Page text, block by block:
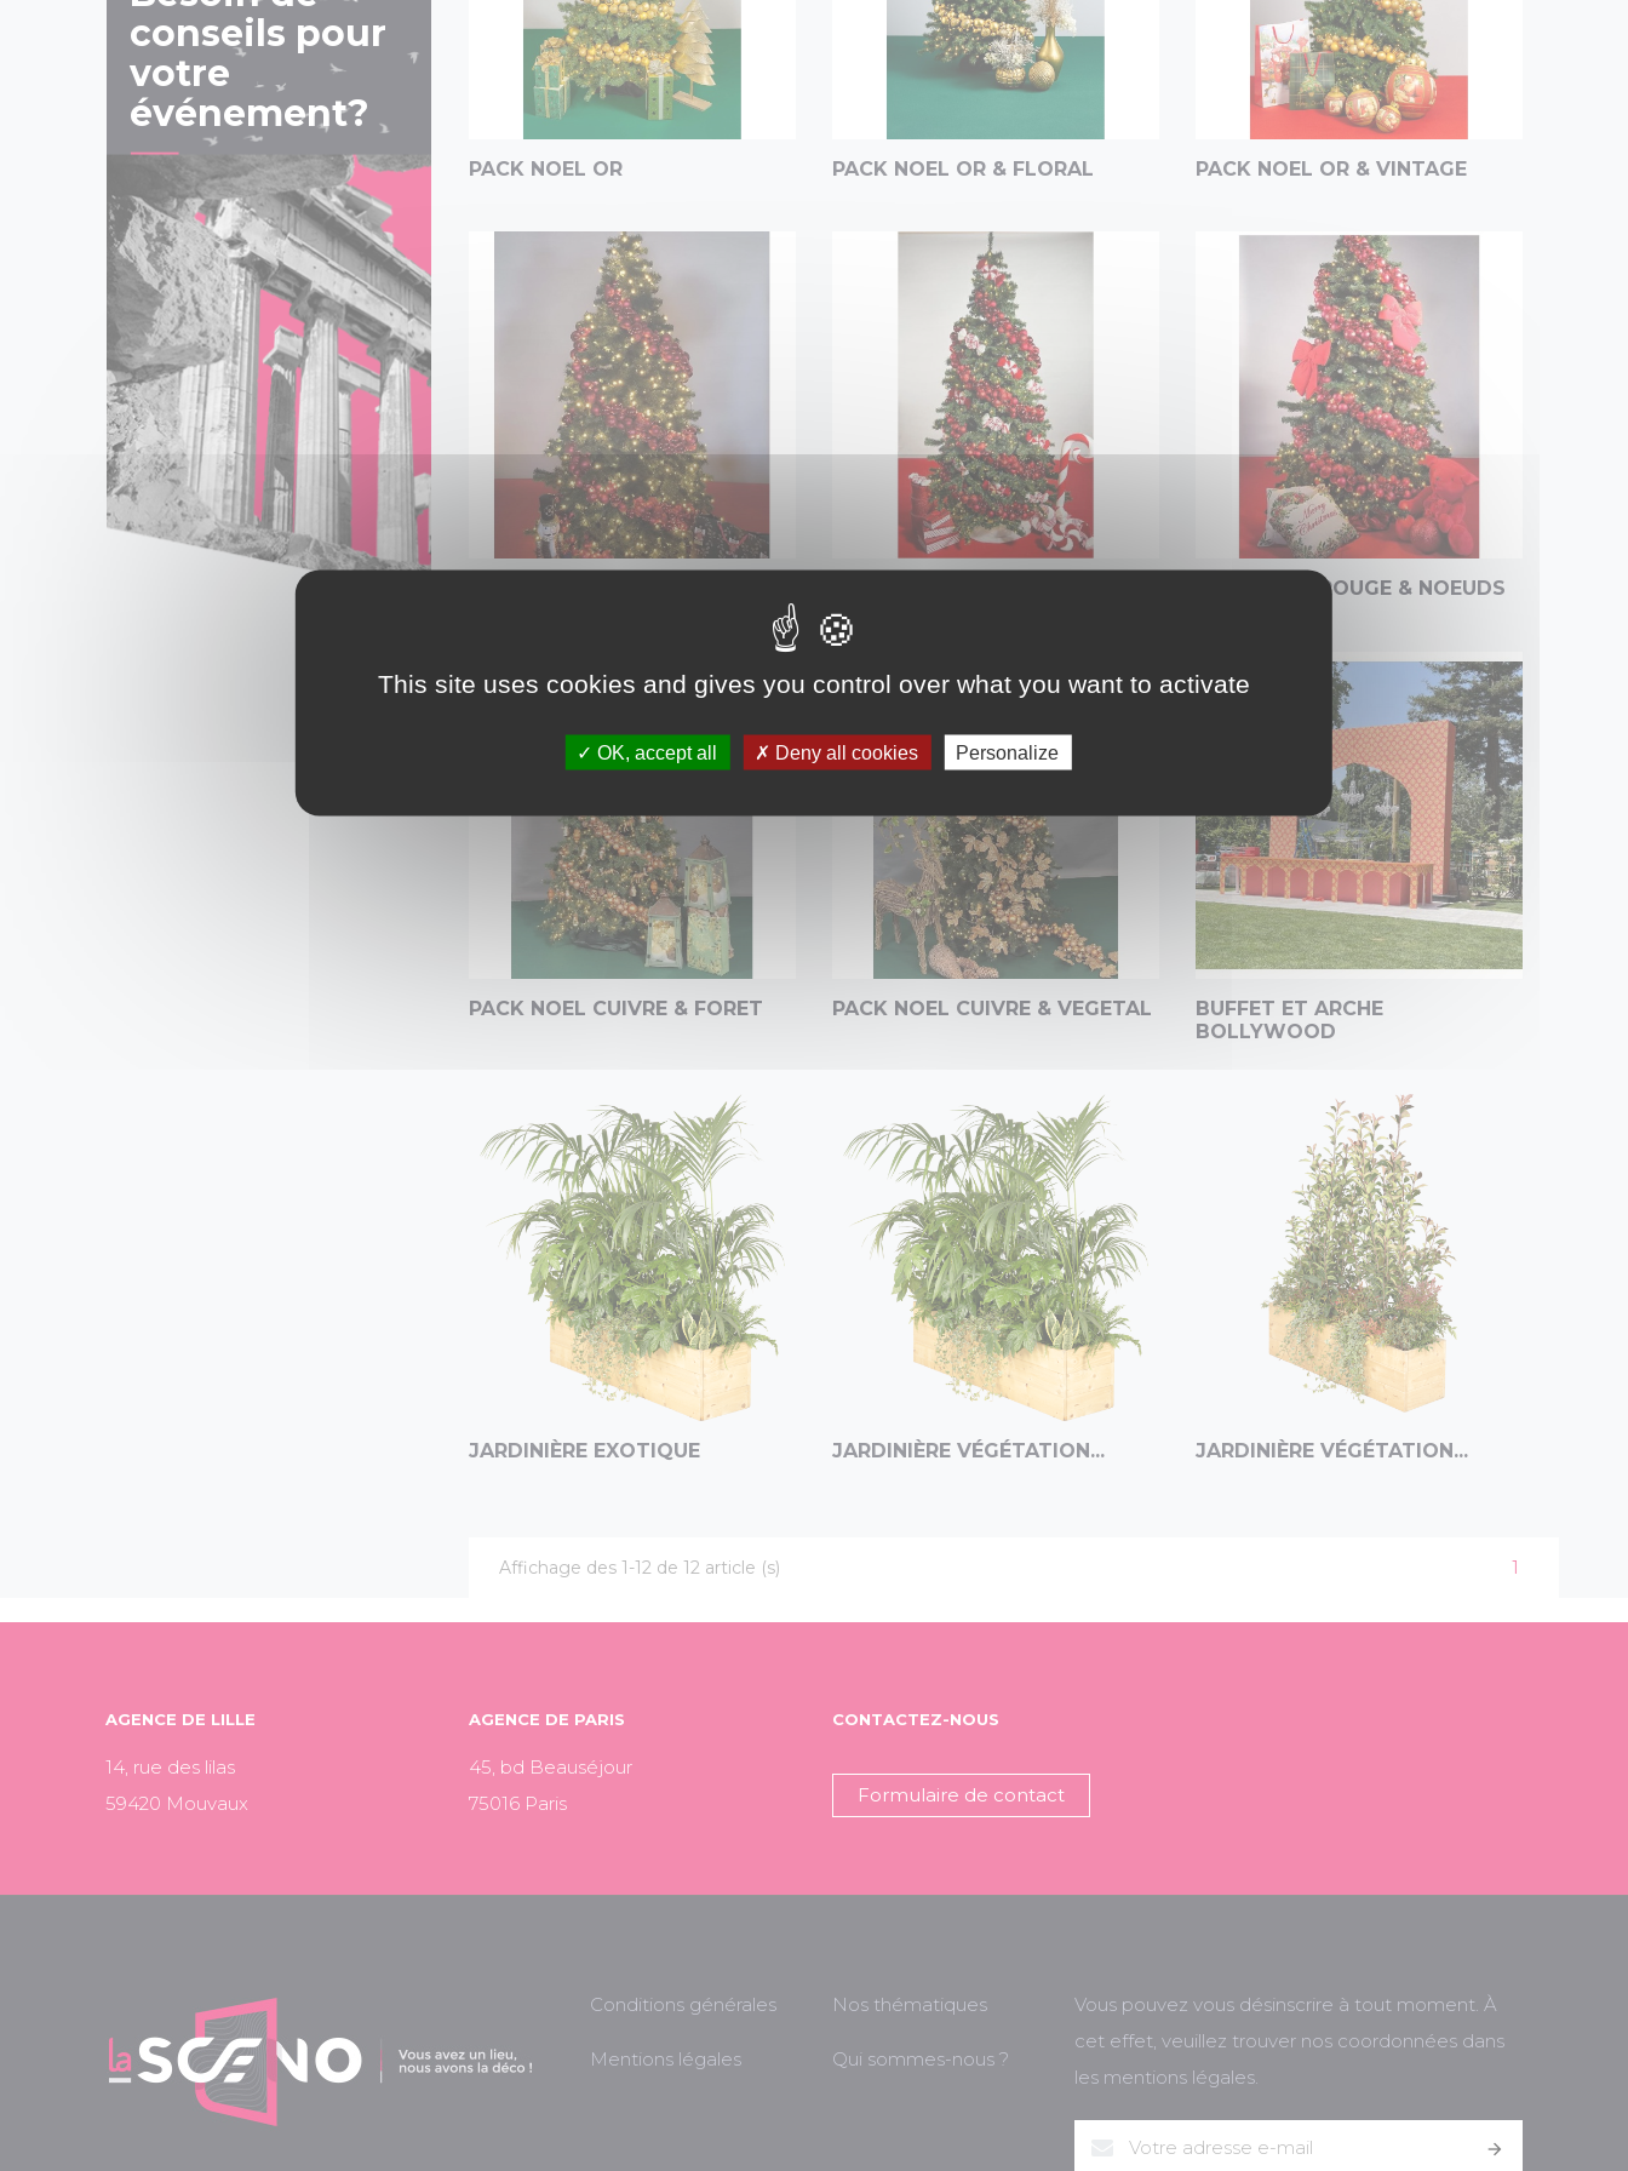
conseils pour
votre
événement?
PACK NOEL OR PACK NOEL OR & FLORAL PACK NOEL OR & VINTAGE
PACK NOEL ROUGE & NOEUDS
PACK NOEL CUIVRE & FORET PACK NOEL CUIVRE & VEGETAL
BUFFET ET ARCHE
BOLLYWOOD
JARDINIÈRE EXOTIQUE JARDINIÈRE VÉGÉTATION... JARDINIÈRE VÉGÉTATION...
Affichage des 1-12 de 12 article (s) 1
AGENCE DE LILLE
14, rue des lilas
59420 Mouvaux
AGENCE DE PARIS
45, bd Beauséjour
75016 Paris
CONTACTEZ-NOUS
Formulaire de contact
Conditions générales
Mentions légales
Nos thématiques
Qui sommes-nous ?
Vous pouvez vous désinscrire à tout moment. À
cet effet, veuillez trouver nos coordonnées dans
les mentions légales.

This site uses cookies and gives you control over what you want to activate
OK, accept all Deny all cookies Personalize